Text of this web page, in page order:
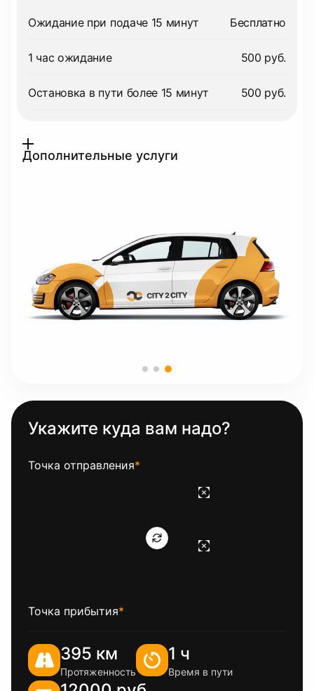
Ожидание при подаче 15 минут Бесплатно
1 час ожидание 500 руб.
Остановка в пути более 15 минут 500 руб.
Дополнительные услуги
Укажите куда вам надо?
Точка отправления*
Точка прибытия*
395 км
Протяженность
1 ч
Время в пути